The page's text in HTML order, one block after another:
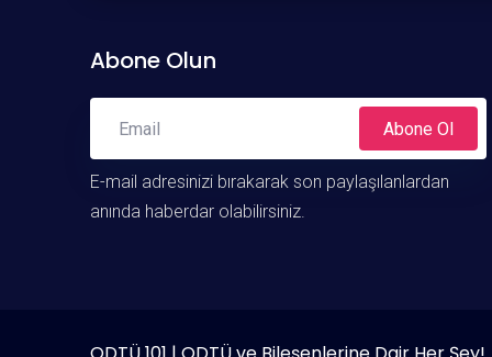
Abone Olun
Abone Ol
E-mail adresinizi bırakarak son paylaşılanlardan
anında haberdar olabilirsiniz.